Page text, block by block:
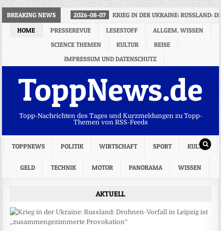
BREAKING NEWS 2026-08-07
KRIEG IN DER UKRAINE: RUSSLAND:
HOME
PRESSEREVUE LESESTOFF
ALLGEM. WISSEN
SCIENCE THEMEN
KULTUR
REISE
IMPRESSUM UND DATENSCHUTZ
ToppNews.de
Topp-Nachrichten des Tages und Kurzmeldungen zu Topp-
Themen von RSS-Feeds
TOPPNEWS POLITIK WIRTSCHAFT SPORT KULTUR
GELD TECHNIK MOTOR PANORAMA WISSEN
AKTUELL